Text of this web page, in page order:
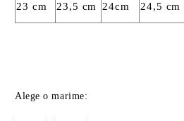
23 cm
23,5 cm
24cm
24,5 cm
Alege o marime: